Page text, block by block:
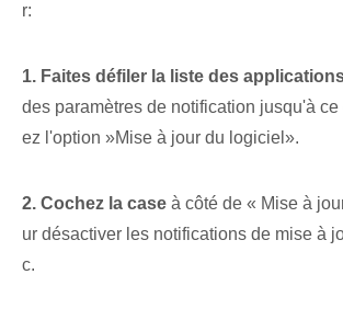
r:
1. Faites défiler la liste des
des paramètres de notification jusqu'à
ez l'option ⁣»Mise à jour du logiciel».
2. Cochez la case⁤ à côté de « Mise à
ur désactiver les notifications de mise à
c.